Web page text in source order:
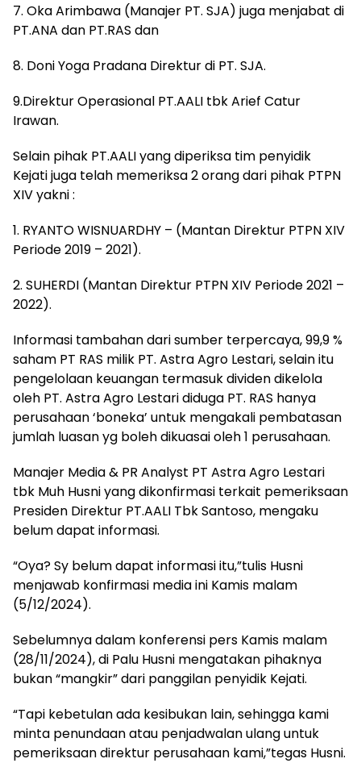
7. Oka Arimbawa (Manajer PT. SJA) juga menjabat di
PT.ANA dan PT.RAS dan
8. Doni Yoga Pradana Direktur di PT. SJA.
9.Direktur Operasional PT.AALI tbk Arief Catur
Irawan.
Selain pihak PT.AALI yang diperiksa tim penyidik
Kejati juga telah memeriksa 2 orang dari pihak PTPN
XIV yakni :
1. RYANTO WISNUARDHY – (Mantan Direktur PTPN XIV
Periode 2019 – 2021).
2. SUHERDI (Mantan Direktur PTPN XIV Periode 2021 –
2022).
Informasi tambahan dari sumber terpercaya, 99,9 %
saham PT RAS milik PT. Astra Agro Lestari, selain itu
pengelolaan keuangan termasuk dividen dikelola
oleh PT. Astra Agro Lestari diduga PT. RAS hanya
perusahaan ‘boneka’ untuk mengakali pembatasan
jumlah luasan yg boleh dikuasai oleh 1 perusahaan.
Manajer Media & PR Analyst PT Astra Agro Lestari
tbk Muh Husni yang dikonfirmasi terkait pemeriksaan
Presiden Direktur PT.AALI Tbk Santoso, mengaku
belum dapat informasi.
“Oya? Sy belum dapat informasi itu,”tulis Husni
menjawab konfirmasi media ini Kamis malam
(5/12/2024).
Sebelumnya dalam konferensi pers Kamis malam
(28/11/2024), di Palu Husni mengatakan pihaknya
bukan “mangkir” dari panggilan penyidik Kejati.
“Tapi kebetulan ada kesibukan lain, sehingga kami
minta penundaan atau penjadwalan ulang untuk
pemeriksaan direktur perusahaan kami,”tegas Husni.